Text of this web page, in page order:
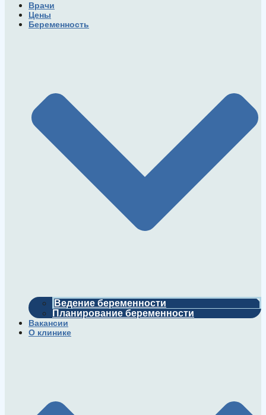
Врачи
Цены
Беременность
Ведение беременности
Планирование беременности
Вакансии
О клинике